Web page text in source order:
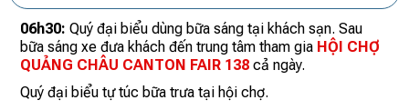
06h30: Quý đại biểu dùng bữa sáng tại khách sạn. Sau
bữa sáng xe đưa khách đến trung tâm tham gia HỘI CHỢ
QUẢNG CHÂU CANTON FAIR 138 cả ngày.
Quý đại biểu tự túc bữa trưa tại hội chợ.